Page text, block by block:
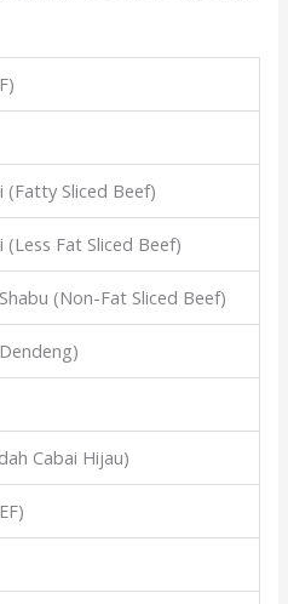
(Fatty Sliced Beef)
(Less Fat Sliced Beef)
(Non-Fat Sliced Beef)
Cabai Hijau)